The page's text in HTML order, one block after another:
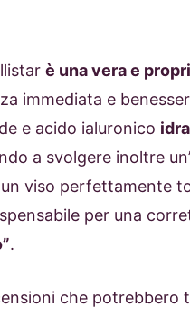
è una vera e
immediata e
e acido ialuronico
a svolgere inoltre
viso perfettamente
per una
.
che potrebbero